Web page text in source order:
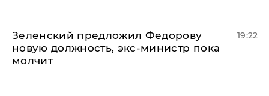
Зеленский предложил Федорову
новую должность, экс-министр пока
молчит
19:22